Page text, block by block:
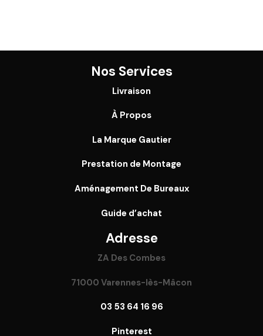
Nos Services
Livraison
À Propos
La Marque Gautier
Prestation de Montage
Aménagement De Bureaux
Guide d’achat
Adresse
ZA Des Combes
71000 Varennes-lès-Mâcon
03 53 64 16 96
Pinterest